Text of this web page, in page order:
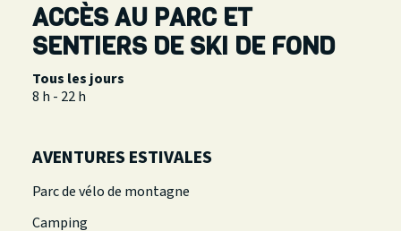
ACCÈS AU PARC ET
SENTIERS DE SKI DE FOND
Tous les jours
8 h - 22 h
AVENTURES ESTIVALES
Parc de vélo de montagne
Camping